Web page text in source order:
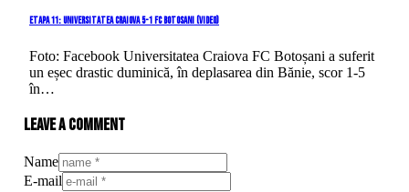
Etapa 11: Universitatea Craiova 5-1 FC Botosani (video)
Foto: Facebook Universitatea Craiova FC Botoșani a suferit
un eșec drastic duminică, în deplasarea din Bănie, scor 1-5
în…
Leave a comment
Name
E-mail